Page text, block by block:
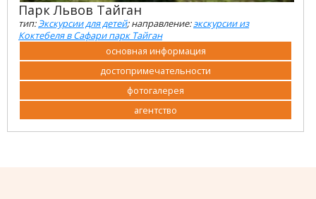
Парк Львов Тайган
тип:Экскурсии для детей; направление:экскурсии из
Коктебеля в Сафари парк Тайган
основная информация
достопримечательности
фотогалерея
агентство